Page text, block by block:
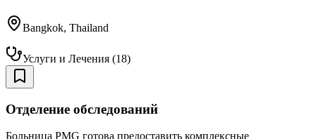
Bangkok, Thailand
Услуги и Лечения (18)
Отделение обследований
Больница PMG готова предоставить комплексные